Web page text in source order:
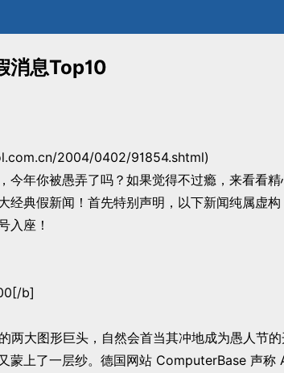
消息Top10
2004/0402/91854.shtml)
年你被愚弄了吗？如果觉得不过瘾，来看看精
经典假新闻！首先特别声明，以下新闻纯属虚
入座！
b]
大图形巨头，自然会首当其冲地成为愚人节的
蒙上了一层纱。德国网站 ComputerBase 声称